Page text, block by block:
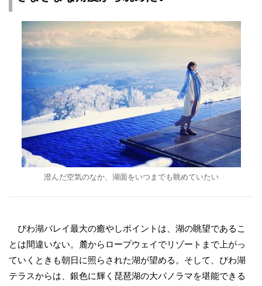
澄んだ空気のなか、湖面をいつまでも眺めていたい
びわ湖バレイ最大の癒やしポイントは、湖の眺望であるこ
とは間違いない。麓からロープウェイでリゾートまで上がっ
ていくときも朝日に照らされた湖が望める。そして、びわ湖
テラスからは、銀色に輝く琵琶湖の大パノラマを堪能できる